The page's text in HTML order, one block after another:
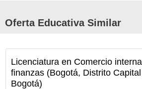
Oferta Educativa Similar
Licenciatura en Comercio
finanzas (Bogotá, Distrito
Bogotá)